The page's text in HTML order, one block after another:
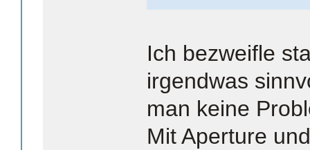
Ich bezweifle
irgendwas
man keine
Mit Aperture